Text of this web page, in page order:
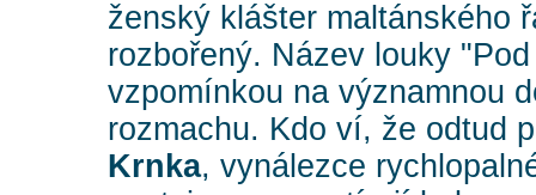
ženský klášter maltánského
rozbořený. Název louky
vzpomínkou na významnou
rozmachu. Kdo ví, že odtud
Krnka, vynálezce